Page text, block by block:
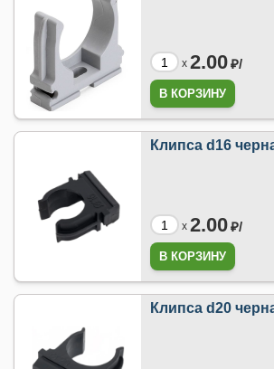
x 2.00₽/
Клипса d16
x 2.00₽/
Клипса d20